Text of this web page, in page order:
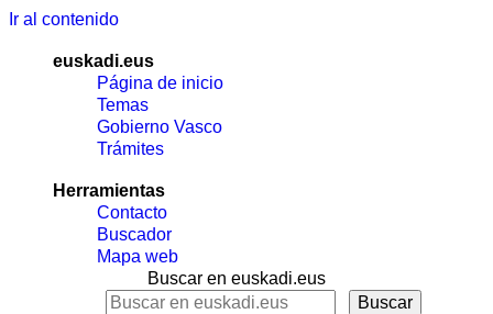
Ir al contenido
euskadi.eus
Página de inicio
Temas
Gobierno Vasco
Trámites
Herramientas
Contacto
Buscador
Mapa web
Buscar en euskadi.eus